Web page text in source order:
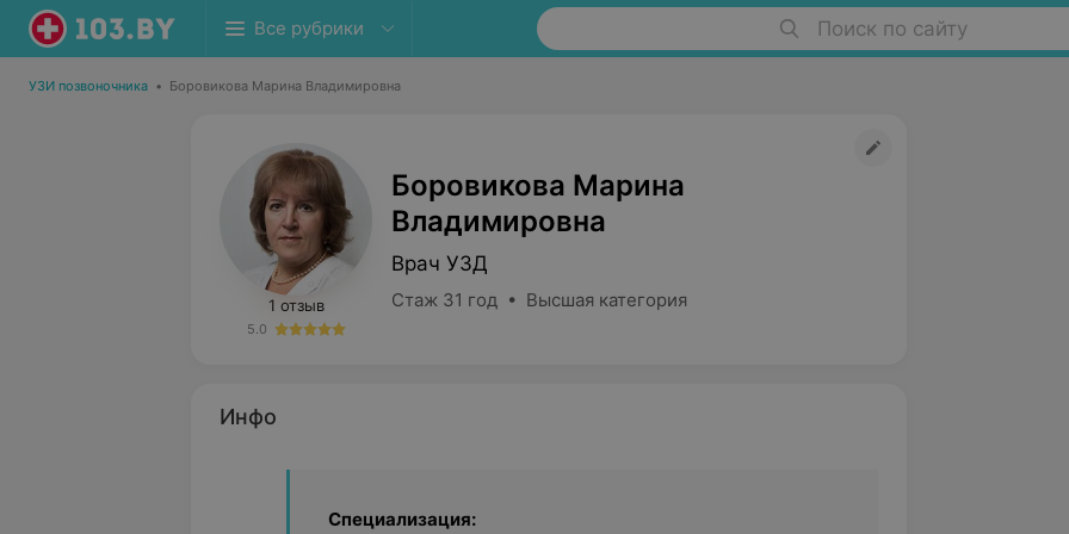
Все рубрики Поиск по сайту
УЗИ позвоночника • Боровикова Марина Владимировна
1 отзыв
5.0
Боровикова Марина
Владимировна
Врач УЗД
Стаж 31 год • Высшая категория
Инфо
Специализация: